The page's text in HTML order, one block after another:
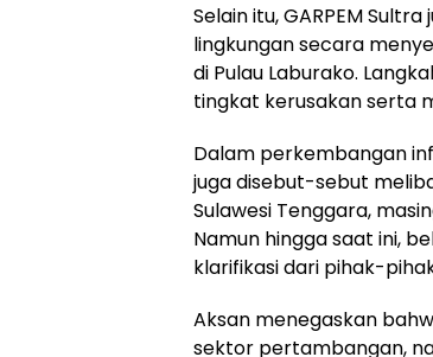
‎Selain itu, GARPEM
lingkungan secara
di Pulau Laburako.
tingkat kerusakan serta
‎Dalam perkembangan
juga disebut-sebut
Sulawesi Tenggara,
Namun hingga saat ini,
klarifikasi dari pihak-
‎Aksan menegaskan
sektor pertambangan,